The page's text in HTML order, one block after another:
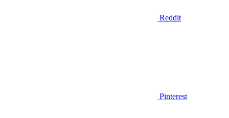
Reddit
Pinterest